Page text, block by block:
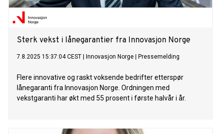
Sterk vekst i lånegarantier fra Innovasjon Norge
7.8.2025 15:37:04 CEST Innovasjon Norge Pressemelding
Flere innovative og raskt voksende bedrifter etterspør
lånegaranti fra Innovasjon Norge. Ordningen med
vekstgaranti har økt med 55 prosent i første halvår i år.